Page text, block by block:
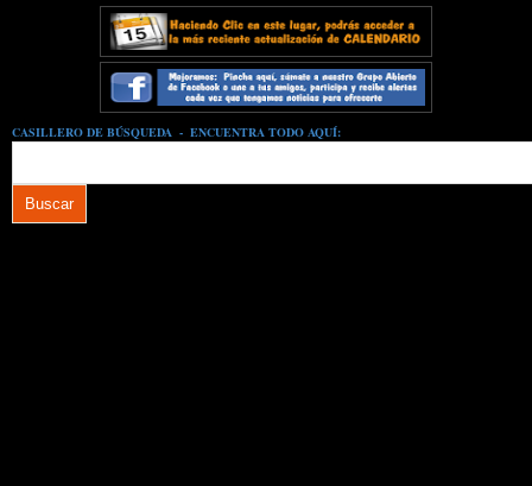
CASILLERO DE BÚSQUEDA - ENCUENTRA TODO AQUÍ: